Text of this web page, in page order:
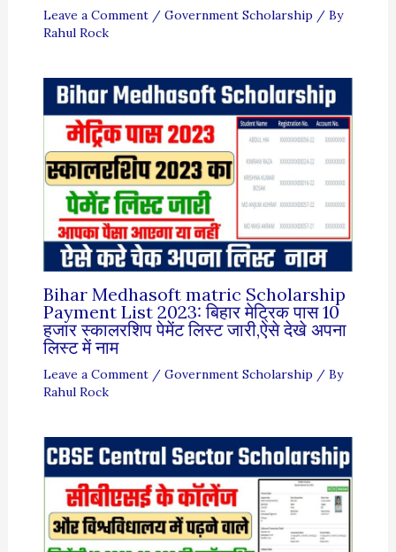
Leave a Comment / Government Scholarship / By
Rahul Rock
Bihar Medhasoft matric Scholarship
Payment List 2023: बिहार मेट्रिक पास 10
हजार स्कालरशिप पेमेंट लिस्ट जारी,ऐसे देखे अपना
लिस्ट में नाम
Leave a Comment / Government Scholarship / By
Rahul Rock